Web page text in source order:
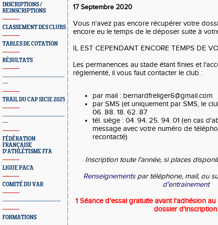
INSCRIPTIONS /
REINSCRIPTIONS
CLASSEMENT DES CLUBS
TABLES DE COTATION
RÉSULTATS
--------------------------------
---
TRAIL DU CAP SICIE 2025
--------------------------------
---
FÉDÉRATION
FRANÇAISE
D'ATHLÉTISME FFA
LIGUE PACA
COMITÉ DU VAR
------------------------------
FORMATIONS
17 Septembre 2020
Vous n'avez pas encore récupérer votre
encore eu le temps de le déposer suite à
IL EST CEPENDANT ENCORE TEMPS DE
Les permanences au stade étant finies et
réglementé, il vous faut contacter le club :
par mail : bernardfreliger6@gmail.com
par SMS (et uniquement par SMS, le
06. 88. 18. 62. 87
tél. siège : 04. 94. 25. 94. 01 (en cas
message avec votre numéro de
recontacté)
Inscription toute l'année, si places
Renseignementspar téléphone, mail, ou
d'entrainement
1 Séance d'essai gratuite avant l'adhésion
dossier d'inscription.